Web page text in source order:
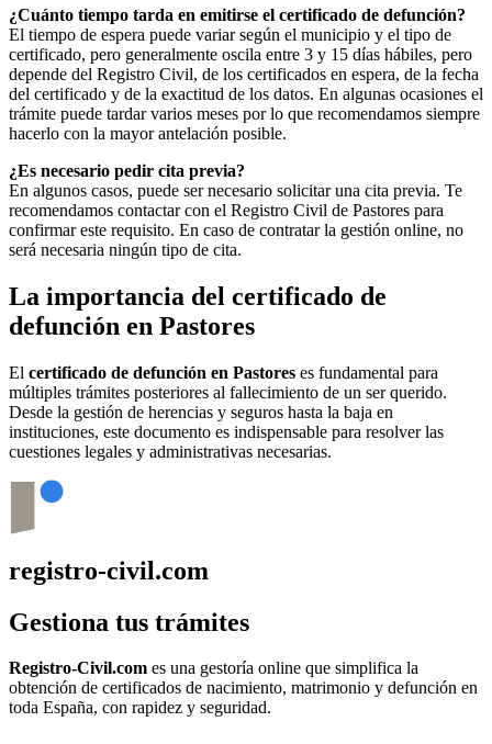
¿Cuánto tiempo tarda en emitirse el certificado de defunción?
El tiempo de espera puede variar según el municipio y el tipo de
certificado, pero generalmente oscila entre 3 y 15 días hábiles, pero
depende del Registro Civil, de los certificados en espera, de la fecha
del certificado y de la exactitud de los datos. En algunas ocasiones el
trámite puede tardar varios meses por lo que recomendamos siempre
hacerlo con la mayor antelación posible.
¿Es necesario pedir cita previa?
En algunos casos, puede ser necesario solicitar una cita previa. Te
recomendamos contactar con el Registro Civil de Pastores para
confirmar este requisito. En caso de contratar la gestión online, no
será necesaria ningún tipo de cita.
La importancia del certificado de
defunción en Pastores
El certificado de defunción en Pastores es fundamental para
múltiples trámites posteriores al fallecimiento de un ser querido.
Desde la gestión de herencias y seguros hasta la baja en
instituciones, este documento es indispensable para resolver las
cuestiones legales y administrativas necesarias.
registro-civil.com
Gestiona tus trámites
Registro-Civil.com es una gestoría online que simplifica la
obtención de certificados de nacimiento, matrimonio y defunción en
toda España, con rapidez y seguridad.